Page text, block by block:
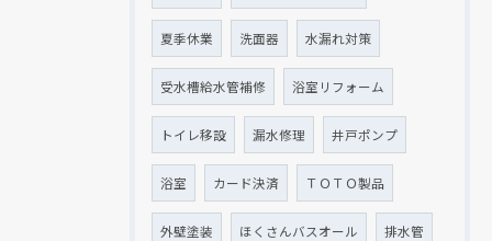
夏季休業 洗面器 水漏れ対策
受水槽給水管補修 浴室リフォーム
トイレ移設 漏水修理 井戸ポンプ
浴室 カード決済 ＴＯＴＯ製品
外壁塗装 ほくさんバスオール 排水管